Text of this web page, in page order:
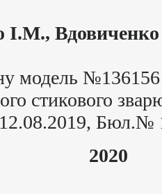
І.М.,
модель
стикового
Бюл.№
2020